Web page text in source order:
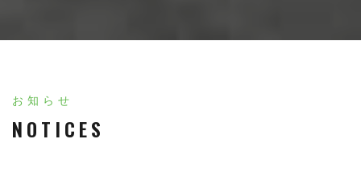
お知らせ
NOTICES